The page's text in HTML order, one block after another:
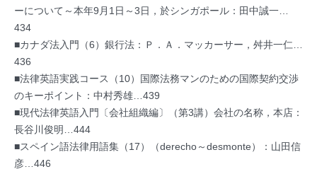
ーについて～本年9月1日～3日，於シンガポール：田中誠一…
434
■カナダ法入門（6）銀行法：Ｐ．Ａ．マッカーサー，舛井一仁…
436
■法律英語実践コース（10）国際法務マンのための国際契約交渉
のキーポイント：中村秀雄…439
■現代法律英語入門〔会社組織編〕（第3講）会社の名称，本店：
長谷川俊明…444
■スペイン語法律用語集（17）（derecho～desmonte）：山田信
彦…446